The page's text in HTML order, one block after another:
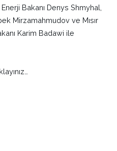
Bakanı Denys Shmyhal,
Mirzamahmudov ve Mısır
Karim Badawi ile